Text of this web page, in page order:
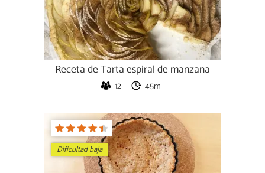
Receta de Tarta espiral de manzana
12 45m
Dificultad baja